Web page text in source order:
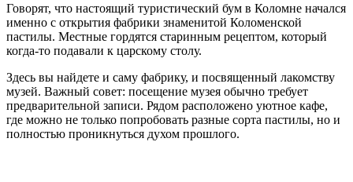
Говорят, что настоящий туристический бум в Коломне начался
именно с открытия фабрики знаменитой Коломенской
пастилы. Местные гордятся старинным рецептом, который
когда-то подавали к царскому столу.
Здесь вы найдете и саму фабрику, и посвященный лакомству
музей. Важный совет: посещение музея обычно требует
предварительной записи. Рядом расположено уютное кафе,
где можно не только попробовать разные сорта пастилы, но и
полностью проникнуться духом прошлого.